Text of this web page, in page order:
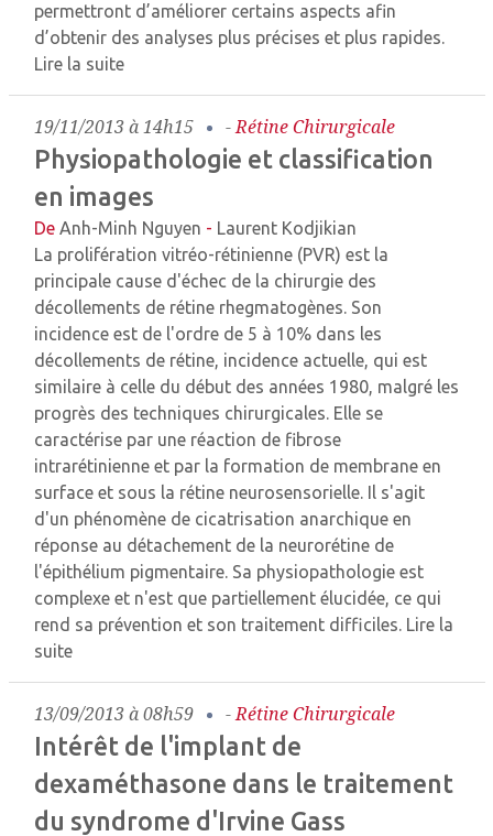
permettront d’améliorer certains aspects afin
d’obtenir des analyses plus précises et plus rapides.
Lire la suite
19/11/2013 à 14h15 -Rétine Chirurgicale
Physiopathologie et classification
en images
De Anh-Minh Nguyen - Laurent Kodjikian
La prolifération vitréo-rétinienne (PVR) est la
principale cause d'échec de la chirurgie des
décollements de rétine rhegmatogènes. Son
incidence est de l'ordre de 5 à 10% dans les
décollements de rétine, incidence actuelle, qui est
similaire à celle du début des années 1980, malgré les
progrès des techniques chirurgicales. Elle se
caractérise par une réaction de fibrose
intrarétinienne et par la formation de membrane en
surface et sous la rétine neurosensorielle. Il s'agit
d'un phénomène de cicatrisation anarchique en
réponse au détachement de la neurorétine de
l'épithélium pigmentaire. Sa physiopathologie est
complexe et n'est que partiellement élucidée, ce qui
rend sa prévention et son traitement difficiles. Lire la
suite
13/09/2013 à 08h59 -Rétine Chirurgicale
Intérêt de l'implant de
dexaméthasone dans le traitement
du syndrome d'Irvine Gass